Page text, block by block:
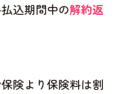
込期間中の解約返
険より保険料は割